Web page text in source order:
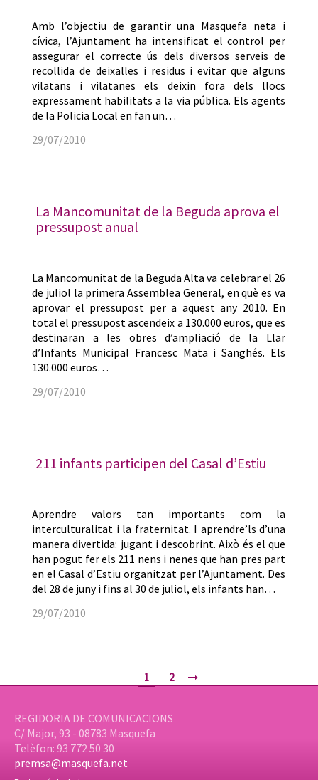
Amb l’objectiu de garantir una Masquefa neta i
cívica, l’Ajuntament ha intensificat el control per
assegurar el correcte ús dels diversos serveis de
recollida de deixalles i residus i evitar que alguns
vilatans i vilatanes els deixin fora dels llocs
expressament habilitats a la via pública. Els agents
de la Policia Local en fan un…
29/07/2010
La Mancomunitat de la Beguda aprova el
pressupost anual
La Mancomunitat de la Beguda Alta va celebrar el 26
de juliol la primera Assemblea General, en què es va
aprovar el pressupost per a aquest any 2010. En
total el pressupost ascendeix a 130.000 euros, que es
destinaran a les obres d’ampliació de la Llar
d’Infants Municipal Francesc Mata i Sanghés. Els
130.000 euros…
29/07/2010
211 infants participen del Casal d’Estiu
Aprendre valors tan importants com la
interculturalitat i la fraternitat. I aprendre’ls d’una
manera divertida: jugant i descobrint. Això és el que
han pogut fer els 211 nens i nenes que han pres part
en el Casal d’Estiu organitzat per l’Ajuntament. Des
del 28 de juny i fins al 30 de juliol, els infants han…
29/07/2010
1 2
REGIDORIA DE COMUNICACIONS
C/ Major, 93 - 08783 Masquefa
Telèfon: 93 772 50 30
premsa@masquefa.net